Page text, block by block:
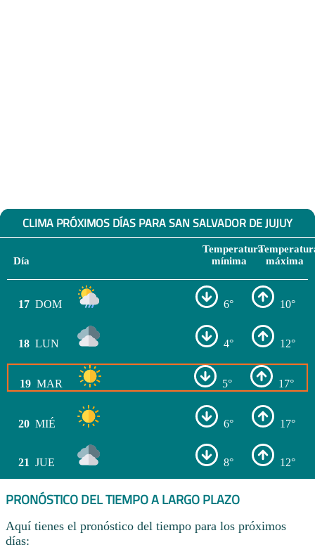
CLIMA PRÓXIMOS DÍAS PARA SAN SALVADOR DE JUJUY
Día
Temperatura
mínima
máxima
17 DOM 6° 10°
18 LUN 4° 12°
19 MAR 5° 17°
20 MIÉ 6° 17°
21 JUE 8° 12°
PRONÓSTICO DEL TIEMPO A LARGO PLAZO
Aquí tienes el pronóstico del tiempo para los próximos
días: